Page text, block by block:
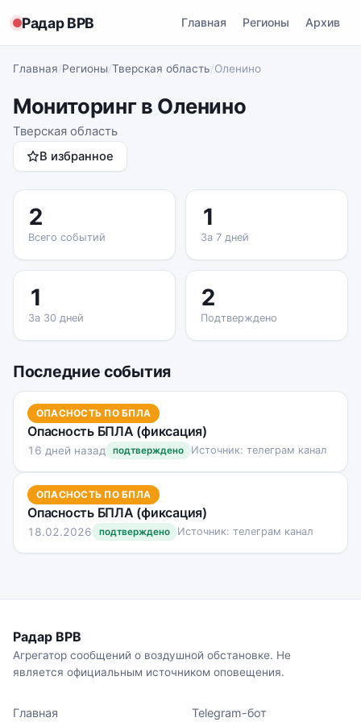
Радар ВРВ Главная Регионы Архив
Главная/Регионы/Тверская область/Оленино
Мониторинг в Оленино
Тверская область
В избранное
2
Всего событий
1
За 7 дней
1
За 30 дней
2
Подтверждено
Последние события
ОПАСНОСТЬ ПО БПЛА
Опасность БПЛА (фиксация)
16 дней назад подтверждено Источник: телеграм канал
ОПАСНОСТЬ ПО БПЛА
Опасность БПЛА (фиксация)
18.02.2026 подтверждено Источник: телеграм канал
Радар ВРВ
Агрегатор сообщений о воздушной обстановке. Не
является официальным источником оповещения.
Главная Telegram-бот